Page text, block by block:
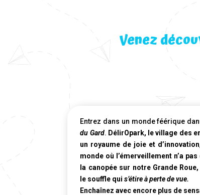
Venez
Entrez dans un monde féérique
du Gard. DélirOpark, le village des
un royaume de joie et
monde où l’émerveillement n’a
la canopée sur notre Grande Roue
le souffle quis’étire à perte de vue.
Enchaînez avec encore plus de